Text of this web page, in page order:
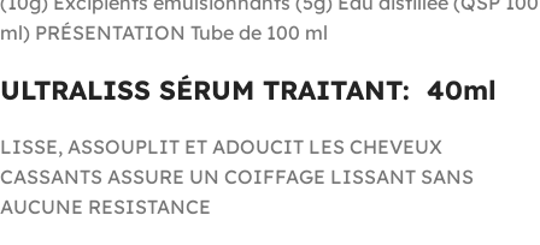
ml) PRÉSENTATION Tube de 100 ml
ULTRALISS SÉRUM TRAITANT: 40ml
LISSE, ASSOUPLIT ET ADOUCIT LES CHEVEUX
CASSANTS ASSURE UN COIFFAGE LISSANT SANS
AUCUNE RESISTANCE